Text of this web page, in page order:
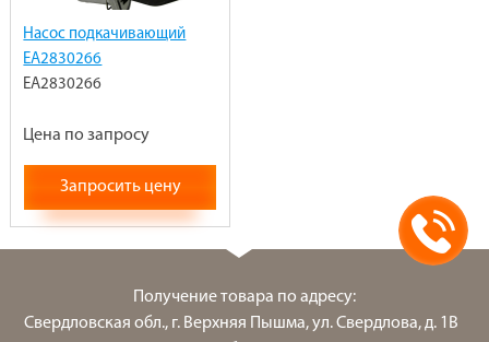
Насос подкачивающий
EA2830266
EA2830266
Цена по запросу
Запросить цену
Получение товара по адресу:
Свердловская обл., г. Верхняя Пышма, ул. Свердлова, д. 1В